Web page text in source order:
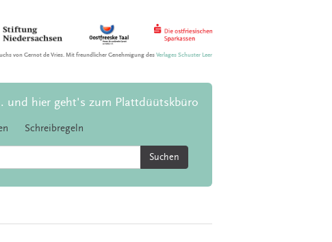
von Gernot de Vries. Mit freundlicher Genehmigung desVerlages Schuster Leer
und hier geht's zum Plattdüütskbüro
Schreibregeln
Suchen